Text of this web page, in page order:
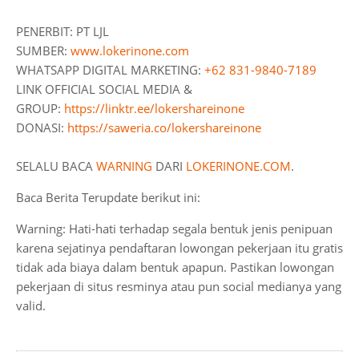
PENERBIT: PT LJL
SUMBER: www.lokerinone.com
WHATSAPP DIGITAL MARKETING: +62 831-9840-7189
LINK OFFICIAL SOCIAL MEDIA &
GROUP: https://linktr.ee/lokershareinone
DONASI: https://saweria.co/lokershareinone
SELALU BACA WARNING DARI LOKERINONE.COM.
Baca Berita Terupdate berikut ini:
Warning: Hati-hati terhadap segala bentuk jenis penipuan
karena sejatinya pendaftaran lowongan pekerjaan itu gratis
tidak ada biaya dalam bentuk apapun. Pastikan lowongan
pekerjaan di situs resminya atau pun social medianya yang
valid.